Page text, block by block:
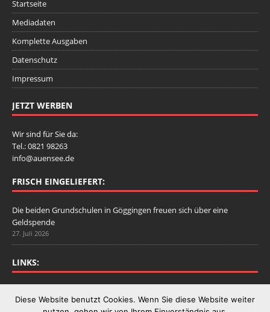
Startseite
Mediadaten
Komplette Ausgaben
Datenschutz
Impressum
JETZT WERBEN
Wir sind für Sie da:
Tel.: 0821 98263
info@auensee.de
FRISCH EINGELIEFERT:
Die beiden Grundschulen in Göggingen freuen sich über eine
Geldspende
27. Juli 2026
LINKS:
Diese Website benutzt Cookies. Wenn Sie diese Website weiter